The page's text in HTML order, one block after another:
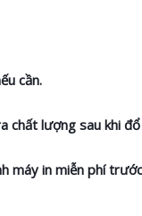
cần.
chất lượng sau khi
máy in miễn phí